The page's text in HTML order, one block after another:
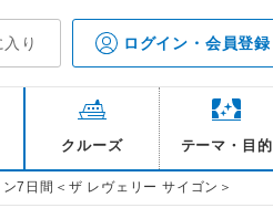
り ログイン・会員登録
クルーズ テーマ・目的
7日間＜ザ レヴェリー サイゴン＞